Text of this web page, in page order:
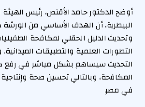
أوضح الدكتور حامد الأقنص، رئيس
البيطرية، أن الهدف الأساسي من
وتحديث الدليل الحقلي لمكافحة
التطورات العلمية والتطبيقات
التحديث سيساهم بشكل مباشر في رفع
المكافحة، وبالتالي تحسين صحة وإنتاجية
في مصر.